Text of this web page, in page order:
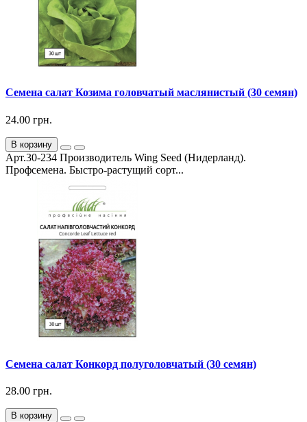
Семена салат Козима головчатый маслянистый (30 семян)
24.00 грн.
В корзину
Арт.30-234 Производитель Wing Seed (Нидерланд).
Профсемена. Быстро-растущий сорт...
Семена салат Конкорд полуголовчатый (30 семян)
28.00 грн.
В корзину